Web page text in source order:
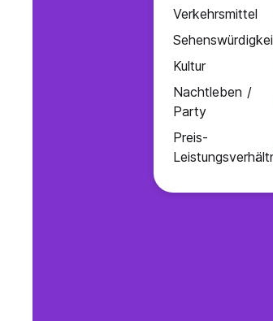
Verkehrsmittel
Kultur
Nachtleben /
Party
Preis-